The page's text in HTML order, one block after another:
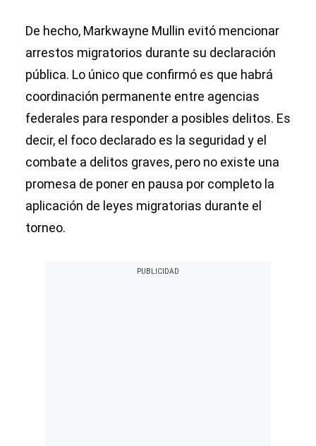
De hecho, Markwayne Mullin evitó mencionar
arrestos migratorios durante su declaración
pública. Lo único que confirmó es que habrá
coordinación permanente entre agencias
federales para responder a posibles delitos. Es
decir, el foco declarado es la seguridad y el
combate a delitos graves, pero no existe una
promesa de poner en pausa por completo la
aplicación de leyes migratorias durante el
torneo.